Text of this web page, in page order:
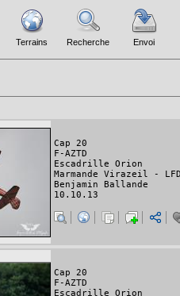
Terrains Recherche Envoi
Cap 20
F-AZTD
Escadrille Orion
Marmande Virazeil -
Benjamin Ballande
10.10.13
Cap 20
F-AZTD
Escadrille Orion